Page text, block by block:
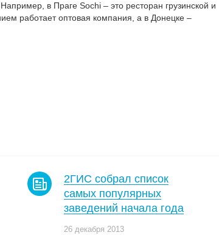
в Праге Sochi – это ресторан грузинской и
работает оптовая компания, а в Донецке –
2ГИС собрал список
самых популярных
заведений начала года
26 декабря 2013